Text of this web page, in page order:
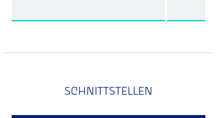
SCHNITTSTELLEN